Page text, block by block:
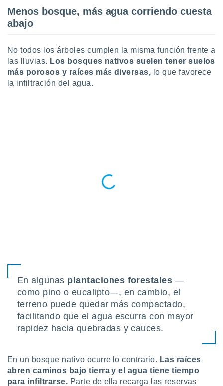
Menos bosque, más agua corriendo cuesta
abajo
No todos los árboles cumplen la misma función frente a
las lluvias. Los bosques nativos suelen tener suelos
más porosos y raíces más diversas, lo que favorece
la infiltración del agua.
En algunas plantaciones forestales —
como pino o eucalipto—, en cambio, el
terreno puede quedar más compactado,
facilitando que el agua escurra con mayor
rapidez hacia quebradas y cauces.
En un bosque nativo ocurre lo contrario. Las raíces
abren caminos bajo tierra y el agua tiene tiempo
para infiltrarse. Parte de ella recarga las reservas